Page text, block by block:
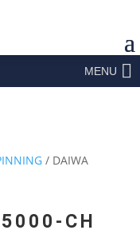
MENU
/ DAIWA
CH